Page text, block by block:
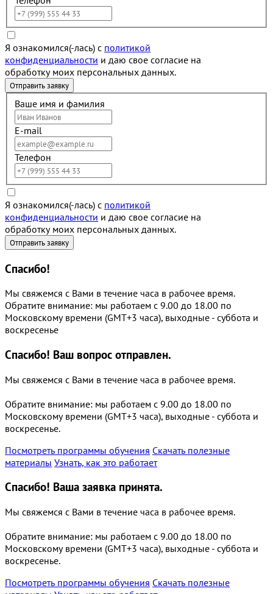
Я ознакомился(-лась) с политикой
конфиденциальности и даю свое согласие на
обработку моих персональных данных.
Ваше имя и фамилия
E-mail
Телефон
Я ознакомился(-лась) с политикой
конфиденциальности и даю свое согласие на
обработку моих персональных данных.
Спасибо!
Мы свяжемся с Вами в течение часа в рабочее время.
Обратите внимание: мы работаем с 9.00 до 18.00 по
Московскому времени (GMT+3 часа), выходные - суббота и
воскресенье
Спасибо! Ваш вопрос отправлен.
Мы свяжемся с Вами в течение часа в рабочее время.
Обратите внимание: мы работаем с 9.00 до 18.00 по
Московскому времени (GMT+3 часа), выходные - суббота и
воскресенье.
Посмотреть программы обучения Скачать полезные
материалы Узнать, как это работает
Спасибо! Ваша заявка принята.
Мы свяжемся с Вами в течение часа в рабочее время.
Обратите внимание: мы работаем с 9.00 до 18.00 по
Московскому времени (GMT+3 часа), выходные - суббота и
воскресенье.
Посмотреть программы обучения Скачать полезные